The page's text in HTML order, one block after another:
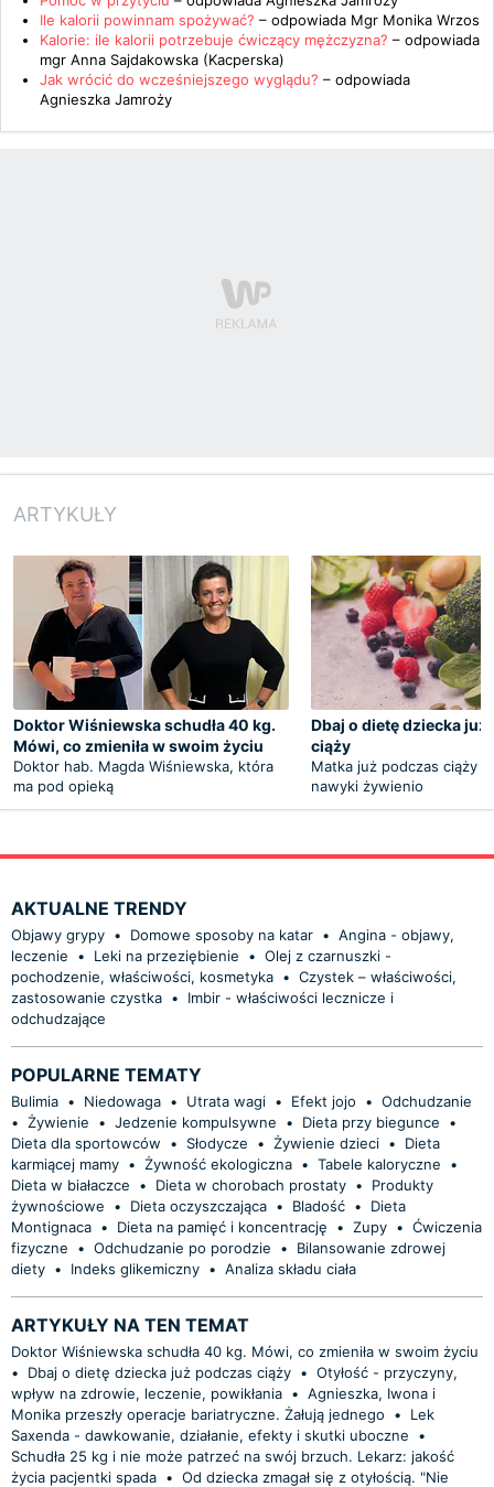
Ile kalorii powinnam spożywać? – odpowiada Mgr Monika Wrzos
Kalorie: ile kalorii potrzebuje ćwiczący mężczyzna? – odpowiada
mgr Anna Sajdakowska (Kacperska)
Jak wrócić do wcześniejszego wyglądu? – odpowiada
Agnieszka Jamroży
ARTYKUŁY
Doktor Wiśniewska schudła 40 kg.
Mówi, co zmieniła w swoim życiu
Doktor hab. Magda Wiśniewska, która
ma pod opieką
Dbaj o dietę dziecka już
ciąży
Matka już podczas ciąży
nawyki żywienio
AKTUALNE TRENDY
Objawy grypy • Domowe sposoby na katar • Angina - objawy,
leczenie
• Leki na przeziębienie • Olej z czarnuszki -
pochodzenie, właściwości, kosmetyka • Czystek – właściwości,
zastosowanie czystka •
Imbir - właściwości lecznicze i
odchudzające
POPULARNE TEMATY
Bulimia • Niedowaga • Utrata wagi • Efekt jojo • Odchudzanie
• Żywienie • Jedzenie kompulsywne • Dieta przy biegunce
•
Dieta dla sportowców
• Słodycze • Żywienie dzieci •
Dieta
karmiącej mamy • Żywność ekologiczna • Tabele kaloryczne
•
Dieta w białaczce
• Dieta w chorobach prostaty •
Produkty
żywnościowe
• Dieta oczyszczająca • Bladość •
Dieta
Montignaca • Dieta na pamięć i koncentrację • Zupy • Ćwiczenia
fizyczne
• Odchudzanie po porodzie •
Bilansowanie zdrowej
diety • Indeks glikemiczny • Analiza składu ciała
ARTYKUŁY NA TEN TEMAT
Doktor Wiśniewska schudła 40 kg. Mówi, co zmieniła w swoim życiu
•
Dbaj o dietę dziecka już podczas ciąży • Otyłość - przyczyny,
wpływ na zdrowie, leczenie, powikłania • Agnieszka, Iwona i
Monika przeszły operacje bariatryczne. Żałują jednego
•
Lek
Saxenda - dawkowanie, działanie, efekty i skutki uboczne
•
Schudła 25 kg i nie może patrzeć na swój brzuch. Lekarz: jakość
życia pacjentki spada • Od dziecka zmagał się z otyłością. "Nie